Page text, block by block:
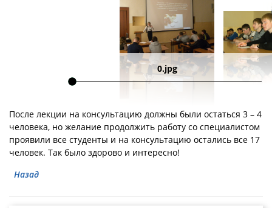
0.jpg
После лекции на консультацию должны были остаться 3 – 4
человека, но желание продолжить работу со специалистом
проявили все студенты и на консультацию остались все 17
человек. Так было здорово и интересно!
Назад